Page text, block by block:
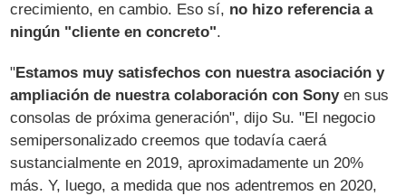
crecimiento, en cambio. Eso sí, no hizo referencia a
ningún "cliente en concreto".
"Estamos muy satisfechos con nuestra asociación y
ampliación de nuestra colaboración con Sonyen sus
consolas de próxima generación", dijo Su. "El negocio
semipersonalizado creemos que todavía caerá
sustancialmente en 2019, aproximadamente un 20%
más. Y, luego, a medida que nos adentremos en 2020,